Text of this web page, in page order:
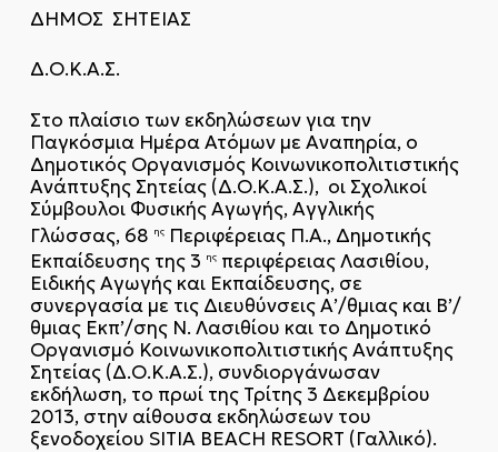
ΔΗΜΟΣ ΣΗΤΕΙΑΣ
Δ.Ο.Κ.Α.Σ.
Στο πλαίσιο των εκδηλώσεων για την
Παγκόσμια Ημέρα Ατόμων με Αναπηρία, ο
Δημοτικός Οργανισμός Κοινωνικοπολιτιστικής
Ανάπτυξης Σητείας (Δ.Ο.Κ.Α.Σ.), οι Σχολικοί
Σύμβουλοι Φυσικής Αγωγής, Αγγλικής
Γλώσσας, 68 ηςΠεριφέρειας Π.Α., Δημοτικής
Εκπαίδευσης της 3 ηςπεριφέρειας Λασιθίου,
Ειδικής Αγωγής και Εκπαίδευσης, σε
συνεργασία με τις Διευθύνσεις Α’/θμιας και Β’/
θμιας Εκπ’/σης Ν. Λασιθίου και το Δημοτικό
Οργανισμό Κοινωνικοπολιτιστικής Ανάπτυξης
Σητείας (Δ.Ο.Κ.Α.Σ.), συνδιοργάνωσαν
εκδήλωση, το πρωί της Τρίτης 3 Δεκεμβρίου
2013, στην αίθουσα εκδηλώσεων του
ξενοδοχείου SITIA BEACH RESORT (Γαλλικό).